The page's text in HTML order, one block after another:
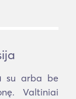
su arba be
Valtiniai